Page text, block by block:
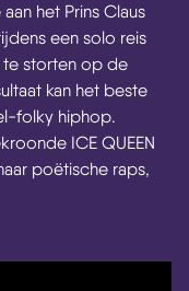
het Prins Claus
een solo reis
storten op de
kan het beste
folky hiphop.
ICE QUEEN
poëtische raps,